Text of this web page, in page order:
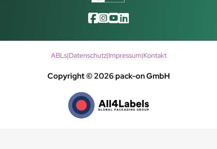
Copyright © 2026 pack-on GmbH
ABLs|Datenschutz|Impressum|Kontakt